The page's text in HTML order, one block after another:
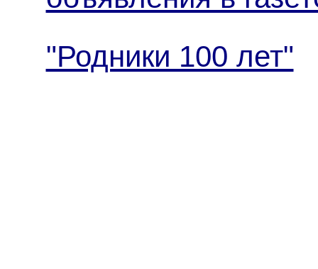
"Родники 100 лет"